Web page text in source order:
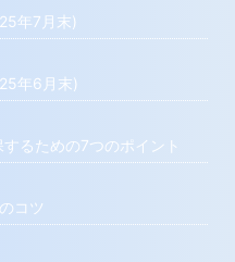
年7月末)
年6月末)
るための7つのポイント
コツ